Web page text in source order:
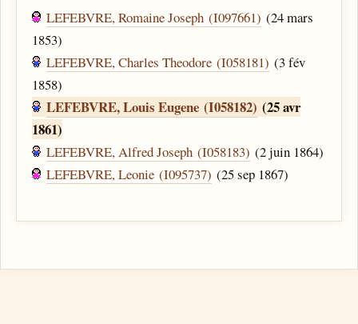
LEFEBVRE, Romaine Joseph (I097661) (24 mars
1853)
LEFEBVRE, Charles Theodore (I058181) (3 fév
1858)
LEFEBVRE, Louis Eugene (I058182) (25 avr
1861)
LEFEBVRE, Alfred Joseph (I058183) (2 juin 1864)
LEFEBVRE, Leonie (I095737) (25 sep 1867)